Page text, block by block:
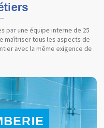
par une équipe interne de 25
maîtriser tous les aspects de
avec la même exigence de